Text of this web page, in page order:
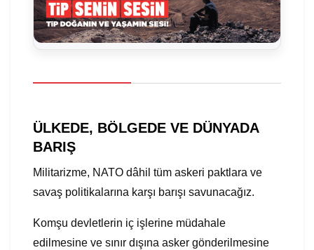
ÜLKEDE, BÖLGEDE VE DÜNYADA
BARIŞ
Militarizme, NATO dâhil tüm askeri paktlara ve
savaş politikalarına karşı barışı savunacağız.
Komşu devletlerin iç işlerine müdahale
edilmesine ve sınır dışına asker gönderilmesine